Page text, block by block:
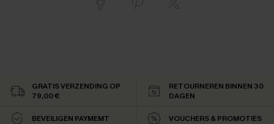
GRATIS VERZENDING OP
79,00 €
RETOURNEREN BINNEN 30
DAGEN
BEVEILIGEN PAYMEMT VOUCHERS & PROMOTIES